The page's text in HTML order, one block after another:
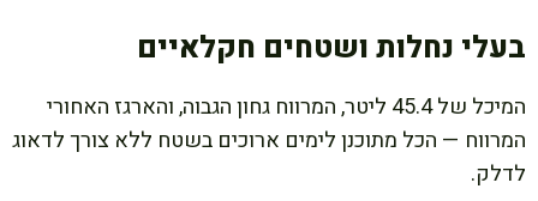
בעלי נחלות ושטחים חקלאיים
המיכל של 45.4 ליטר, המרווח גחון הגבוה, והארגז האחורי
המרווח — הכל מתוכנן לימים ארוכים בשטח ללא צורך לדאוג
לדלק.